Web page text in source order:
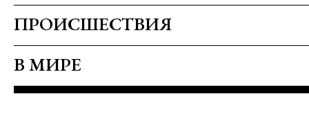
ПРОИСШЕСТВИЯ
В МИРЕ